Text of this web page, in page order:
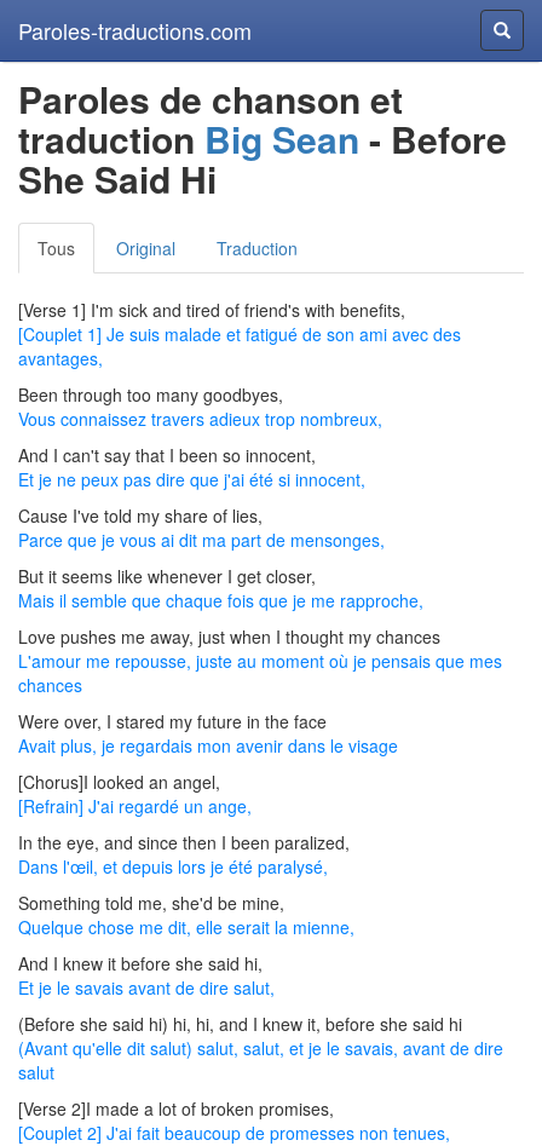
Paroles-traductions.com
Paroles de chanson et
traduction Big Sean - Before
She Said Hi
Tous Original Traduction
[Verse 1] I'm sick and tired of friend's with benefits,
[Couplet 1] Je suis malade et fatigué de son ami avec des
avantages,
Been through too many goodbyes,
Vous connaissez travers adieux trop nombreux,
And I can't say that I been so innocent,
Et je ne peux pas dire que j'ai été si innocent,
Cause I've told my share of lies,
Parce que je vous ai dit ma part de mensonges,
But it seems like whenever I get closer,
Mais il semble que chaque fois que je me rapproche,
Love pushes me away, just when I thought my chances
L'amour me repousse, juste au moment où je pensais que mes
chances
Were over, I stared my future in the face
Avait plus, je regardais mon avenir dans le visage
[Chorus]I looked an angel,
[Refrain] J'ai regardé un ange,
In the eye, and since then I been paralized,
Dans l'œil, et depuis lors je été paralysé,
Something told me, she'd be mine,
Quelque chose me dit, elle serait la mienne,
And I knew it before she said hi,
Et je le savais avant de dire salut,
(Before she said hi) hi, hi, and I knew it, before she said hi
(Avant qu'elle dit salut) salut, salut, et je le savais, avant de dire
salut
[Verse 2]I made a lot of broken promises,
[Couplet 2] J'ai fait beaucoup de promesses non tenues,